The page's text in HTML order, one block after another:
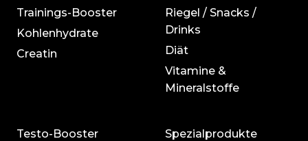
Trainings-Booster
Kohlenhydrate
Creatin
Riegel / Snacks /
Drinks
Diät
Vitamine &
Mineralstoffe
Testo-Booster
Spezialprodukte